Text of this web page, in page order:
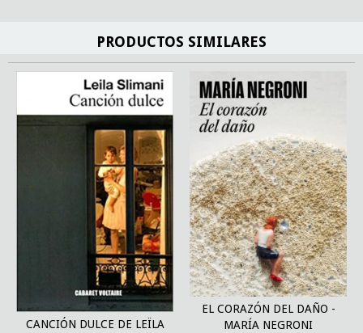
PRODUCTOS SIMILARES
CANCIÓN DULCE DE LEÏLA
EL CORAZÓN DEL DAÑO -
MARÍA NEGRONI